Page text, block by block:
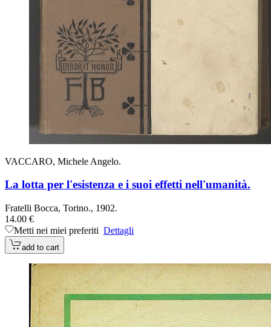
VACCARO, Michele Angelo.
La lotta per l'esistenza e i suoi effetti nell'umanità.
Fratelli Bocca, Torino., 1902.
14.00 €
Metti nei miei preferiti Dettagli
add to cart